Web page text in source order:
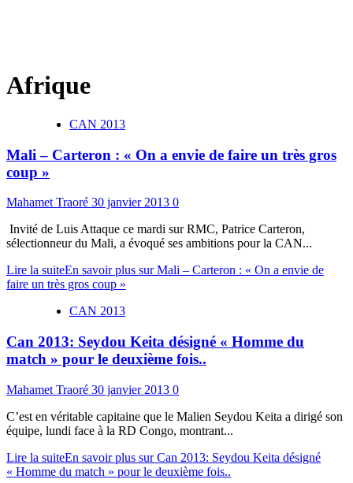
Afrique
CAN 2013
Mali – Carteron : « On a envie de faire un très gros
coup »
Mahamet Traoré 30 janvier 2013 0
Invité de Luis Attaque ce mardi sur RMC, Patrice Carteron,
sélectionneur du Mali, a évoqué ses ambitions pour la CAN...
Lire la suiteEn savoir plus sur Mali – Carteron : « On a envie de
faire un très gros coup »
CAN 2013
Can 2013: Seydou Keita désigné « Homme du
match » pour le deuxième fois..
Mahamet Traoré 30 janvier 2013 0
C’est en véritable capitaine que le Malien Seydou Keita a dirigé son
équipe, lundi face à la RD Congo, montrant...
Lire la suiteEn savoir plus sur Can 2013: Seydou Keita désigné
« Homme du match » pour le deuxième fois..